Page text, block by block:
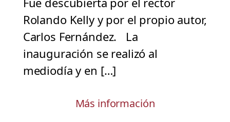
Rolando Kelly y por el propio autor,
Carlos Fernández. La
inauguración se realizó al
mediodía y en […]
Más información